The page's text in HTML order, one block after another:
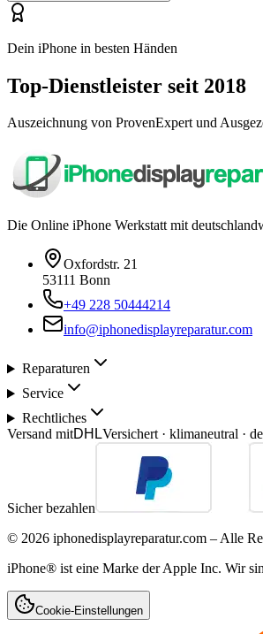
Dein iPhone in besten Händen
Top-Dienstleister seit 2018
Auszeichnung von ProvenExpert und
Die Online iPhone Werkstatt mit
Oxfordstr. 21
53111 Bonn
+49 228 50444214
info@iphonedisplayreparatur.com
Reparaturen
Service
Rechtliches
Versand mitDHLVersichert · klimaneutral ·
Sicher bezahlen
© 2026 iphonedisplayreparatur.com – Alle
iPhone® ist eine Marke der Apple Inc. Wir
Cookie-Einstellungen